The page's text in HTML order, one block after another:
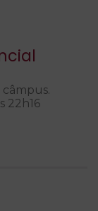
câmpus.
22h16